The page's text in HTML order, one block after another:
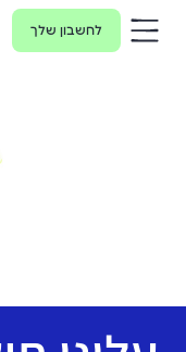
לחשבון שלך